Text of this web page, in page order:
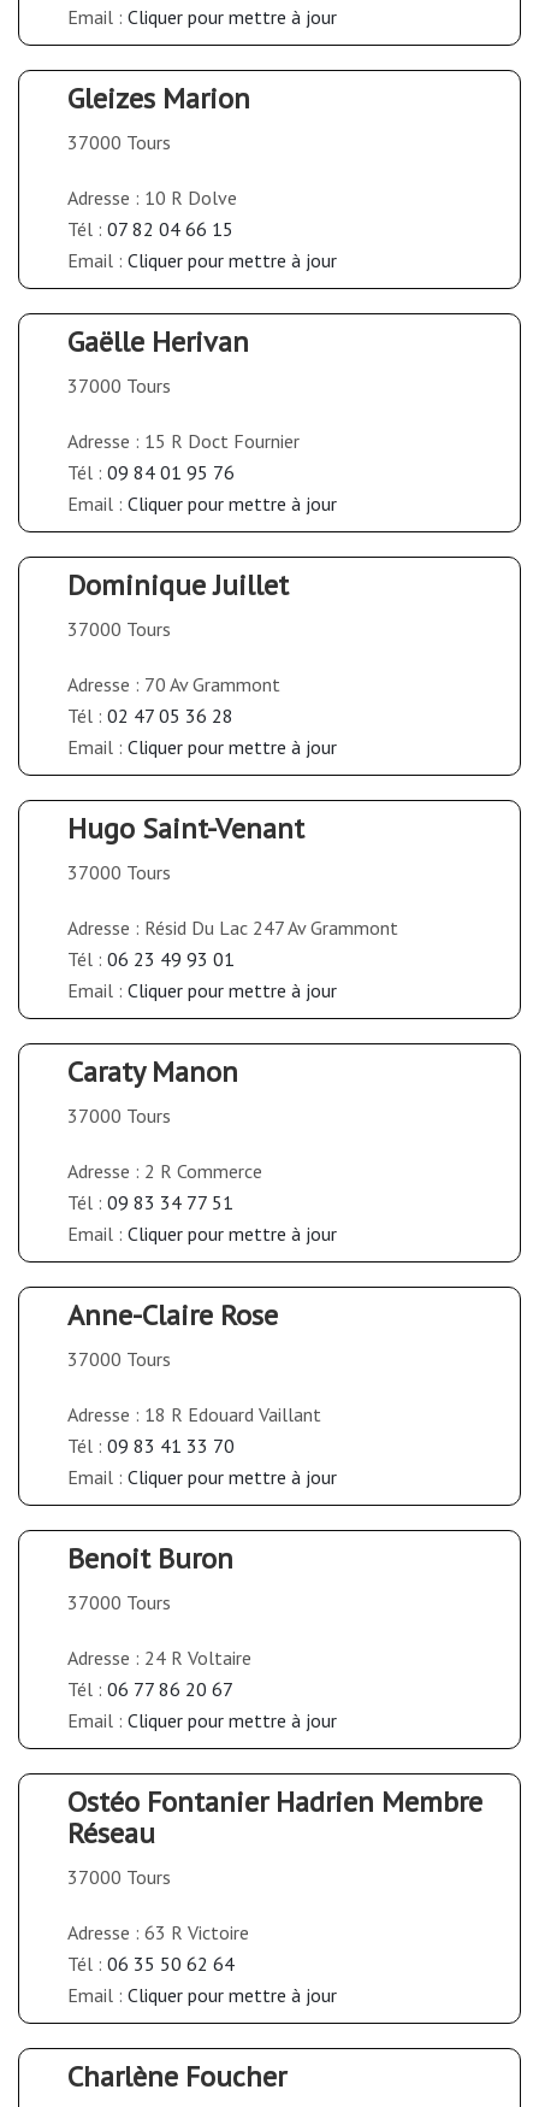
Email : Cliquer pour mettre à jour
Gleizes Marion
37000 Tours
Adresse : 10 R Dolve
Tél : 07 82 04 66 15
Email : Cliquer pour mettre à jour
Gaëlle Herivan
37000 Tours
Adresse : 15 R Doct Fournier
Tél : 09 84 01 95 76
Email : Cliquer pour mettre à jour
Dominique Juillet
37000 Tours
Adresse : 70 Av Grammont
Tél : 02 47 05 36 28
Email : Cliquer pour mettre à jour
Hugo Saint-Venant
37000 Tours
Adresse : Résid Du Lac 247 Av Grammont
Tél : 06 23 49 93 01
Email : Cliquer pour mettre à jour
Caraty Manon
37000 Tours
Adresse : 2 R Commerce
Tél : 09 83 34 77 51
Email : Cliquer pour mettre à jour
Anne-Claire Rose
37000 Tours
Adresse : 18 R Edouard Vaillant
Tél : 09 83 41 33 70
Email : Cliquer pour mettre à jour
Benoit Buron
37000 Tours
Adresse : 24 R Voltaire
Tél : 06 77 86 20 67
Email : Cliquer pour mettre à jour
Ostéo Fontanier Hadrien Membre
Réseau
37000 Tours
Adresse : 63 R Victoire
Tél : 06 35 50 62 64
Email : Cliquer pour mettre à jour
Charlène Foucher